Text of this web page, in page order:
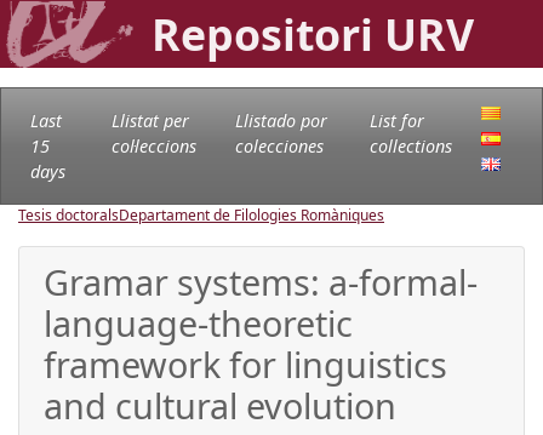
Repositori URV
Last
15
days
Llistat per
col·leccions
Llistado por
colecciones
List for
collections
Tesis doctoralsDepartament de Filologies Romàniques
Gramar systems: a-formal-
language-theoretic
framework for linguistics
and cultural evolution